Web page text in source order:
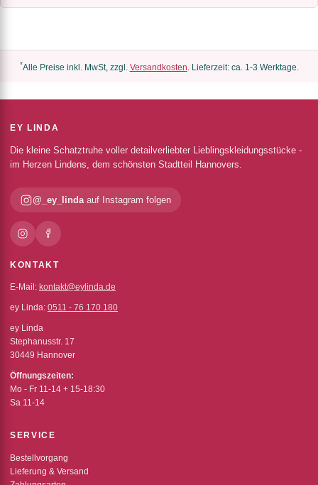
*Alle Preise inkl. MwSt, zzgl. Versandkosten. Lieferzeit: ca. 1-3 Werktage.
EY LINDA
Die kleine Schatztruhe voller detailverliebter Lieblingskleidungsstücke -
im Herzen Lindens, dem schönsten Stadtteil Hannovers.
@_ey_lindaauf Instagram folgen
KONTAKT
E-Mail: kontakt@eylinda.de
ey Linda: 0511 - 76 170 180
ey Linda
Stephanusstr. 17
30449 Hannover
Öffnungszeiten:
Mo - Fr 11-14 + 15-18:30
Sa 11-14
SERVICE
Bestellvorgang
Lieferung & Versand